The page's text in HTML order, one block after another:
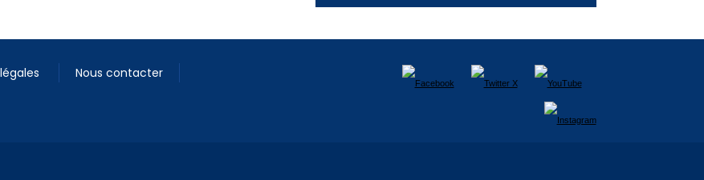
Nous contacter